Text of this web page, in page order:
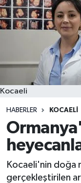
Kocaeli
HABERLER KOCAELI
Kocaeli'nin doğa
gerçekleştirilen